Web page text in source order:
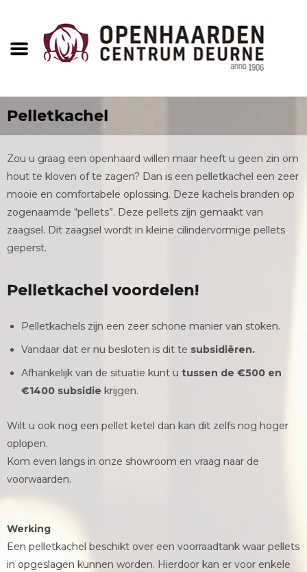
Pelletkachel
Zou u graag een openhaard willen maar heeft u geen zin om
hout te kloven of te zagen? Dan is een pelletkachel een zeer
mooie en comfortabele oplossing. Deze kachels branden op
zogenaamde “pellets”. Deze pellets zijn gemaakt van
zaagsel. Dit zaagsel wordt in kleine cilindervormige pellets
geperst.
Pelletkachel voordelen!
Pelletkachels zijn een zeer schone manier van stoken.
Vandaar dat er nu besloten is dit te subsidiëren.
Afhankelijk van de situatie kunt u tussen de €500 en
€1400 subsidie krijgen.
Wilt u ook nog een pellet ketel dan kan dit zelfs nog hoger
oplopen.
Kom even langs in onze showroom en vraag naar de
voorwaarden.
Werking
Een pelletkachel beschikt over een voorraadtank waar pellets
in opgeslagen kunnen worden. Hierdoor kan er voor enkele